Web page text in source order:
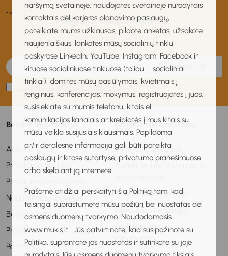
naršymą svetainėje, naudojatės svetainėje nurodytais
kontaktais dėl karjeros planavimo paslaugų,
pateikiate mums užklausas, pildote anketas, užsakote
naujienlaiškius, lankotės mūsų socialinių tinklų
paskyrose LinkedIn, YouTube, Instagram, Facebook ir
kituose socialiniuose tinkluose (toliau – socialiniai
tinklai), domitės mūsų pasiūlymais, kvietimais į
renginius, konferencijas, mokymus, registruojatės į juos,
susisiekiate su mumis telefonu, kitais el.
komunikacijos kanalais ar kreipiatės į mus kitais su
mūsų veikla susijusiais klausimais. Papildoma
ar/ir detalesnė informacija gali būti pateikta
paslaugų ir kitose sutartyse, privatumo pranešimuose
arba skelbiant ją internete.
Prašome atidžiai perskaityti šią Politiką tam, kad
teisingai suprastumėte mūsų požiūrį bei nuostatas dėl
asmens duomenų tvarkymo. Naudodamasis
www.mukis.lt . Jūs patvirtinate, kad susipažinote su
Politika, suprantate jos nuostatas ir sutinkate su joje
MUKIS naujienlaiškis
Gaukite naujienas pirmas!
Prenumeruoti
Sutinku su privatumo politika
Bendra informacija
Apie sistemą
Privatumo politika
Privatumo pranešimas
Naudojimosi taisyklės
Bendradarbiavimas
Projektai
Parama
Karjeros specialistams
Karjeros paslaugos
Profesinis informavimas ir
Profesinis veiklinimas
Metodinė medžiaga
Kvalifikacijos
tobulinimas